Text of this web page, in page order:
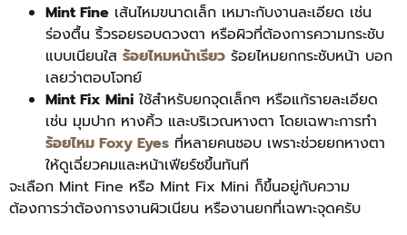
Mint Fine เส้นไหมขนาดเล็ก เหมาะกับงานละเอียด เช่น
ร่องตื้น ริ้วรอยรอบดวงตา หรือผิวที่ต้องการความกระชับ
แบบเนียนใส ร้อยไหมหน้าเรียว ร้อยไหมยกกระชับหน้า บอก
เลยว่าตอบโจทย์
Mint Fix Mini ใช้สำหรับยกจุดเล็กๆ หรือแก้รายละเอียด
เช่น มุมปาก หางคิ้ว และบริเวณหางตา โดยเฉพาะการทำ
ร้อยไหม Foxy Eyes ที่หลายคนชอบ เพราะช่วยยกหางตา
ให้ดูเฉี่ยวคมและหน้าเฟียร์ซขึ้นทันที
จะเลือก Mint Fine หรือ Mint Fix Mini ก็ขึ้นอยู่กับความ
ต้องการว่าต้องการงานผิวเนียน หรืองานยกที่เฉพาะจุดครับ